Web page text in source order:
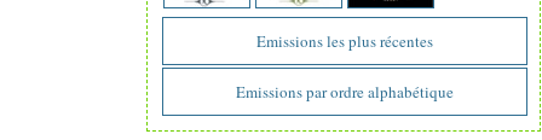
Emissions les plus récentes
Emissions par ordre alphabétique